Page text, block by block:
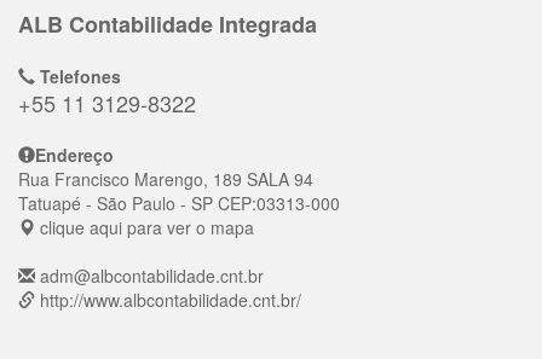
ALB Contabilidade Integrada
Telefones
+55 11 3129-8322
Endereço
Rua Francisco Marengo, 189 SALA 94
Tatuapé - São Paulo - SP CEP:03313-000
clique aqui para ver o mapa
adm@albcontabilidade.cnt.br
http://www.albcontabilidade.cnt.br/